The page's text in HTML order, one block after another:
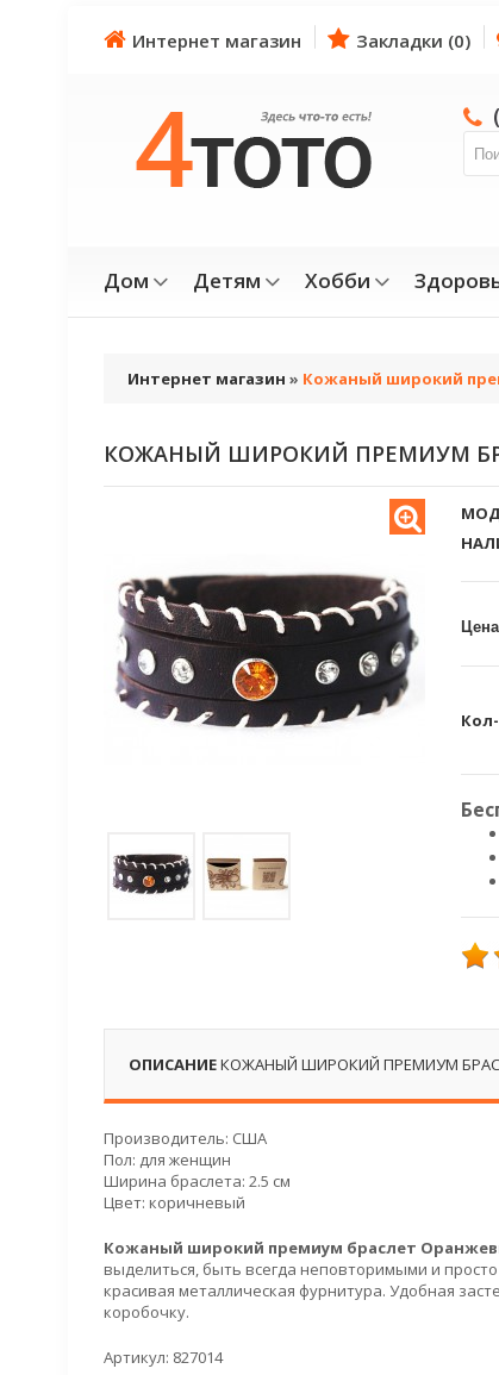
Интернет магазин Закладки (0)
Дом Детям Хобби
Интернет магазин » Кожаный широкий
КОЖАНЫЙ ШИРОКИЙ ПРЕМИУМ
ОПИСАНИЕКОЖАНЫЙ ШИРОКИЙ ПРЕМИУМ
Производитель: США
Пол: для женщин
Ширина браслета: 2.5 см
Цвет: коричневый
Кожаный широкий премиум браслет
выделиться, быть всегда неповторимыми и
красивая металлическая фурнитура. Удобная
коробочку.
Артикул: 827014